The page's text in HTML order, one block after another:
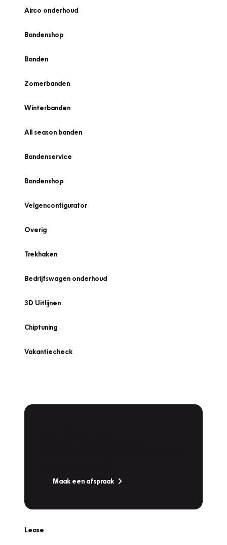
Airco onderhoud
Bandenshop
Banden
Zomerbanden
Winterbanden
All season banden
Bandenservice
Bandenshop
Velgenconfigurator
Overig
Trekhaken
Bedrijfswagen onderhoud
3D Uitlijnen
Chiptuning
Vakantiecheck
Maak een afspraak
Lease